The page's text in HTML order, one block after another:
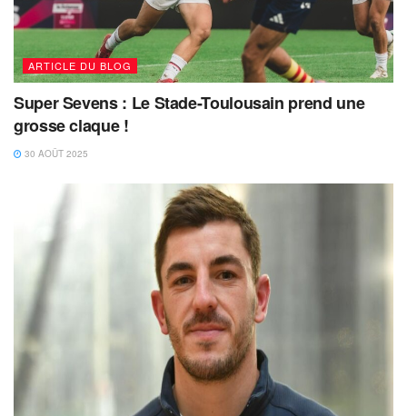
ARTICLE DU BLOG
Super Sevens : Le Stade-Toulousain prend une
grosse claque !
30 AOÛT 2025